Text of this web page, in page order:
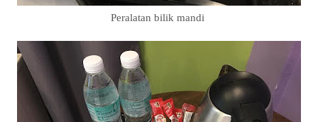
Peralatan bilik mandi